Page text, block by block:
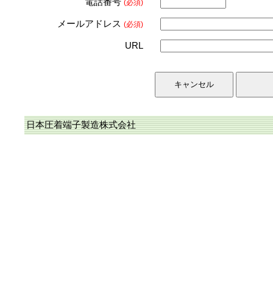
(必須)
メールアドレス (必須)
URL
日本圧着端子製造株式会社